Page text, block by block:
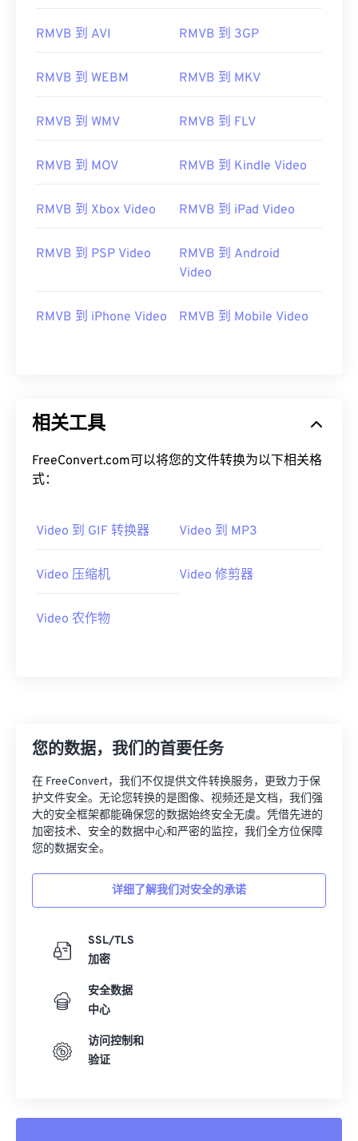
https://en.wikipedia.org/wiki/RMVB
RMVB 到 AVI RMVB 到 3GP
RMVB 到 WEBM RMVB 到 MKV
RMVB 到 WMV RMVB 到 FLV
RMVB 到 MOV RMVB 到 Kindle Video
RMVB 到 Xbox Video RMVB 到 iPad Video
RMVB 到 PSP Video
RMVB 到 Android
Video
RMVB 到 iPhone Video RMVB 到 Mobile Video
相关工具
FreeConvert.com可以将您的文件转换为以下相关格
式：
Video 到 GIF 转换器 Video 到 MP3
Video 压缩机 Video 修剪器
Video 农作物
您的数据，我们的首要任务
在 FreeConvert，我们不仅提供文件转换服务，更致力于保
护文件安全。无论您转换的是图像、视频还是文档，我们强
大的安全框架都能确保您的数据始终安全无虞。凭借先进的
加密技术、安全的数据中心和严密的监控，我们全方位保障
您的数据安全。
详细了解我们对安全的承诺
SSL/TLS
加密
安全数据
中心
访问控制和
验证